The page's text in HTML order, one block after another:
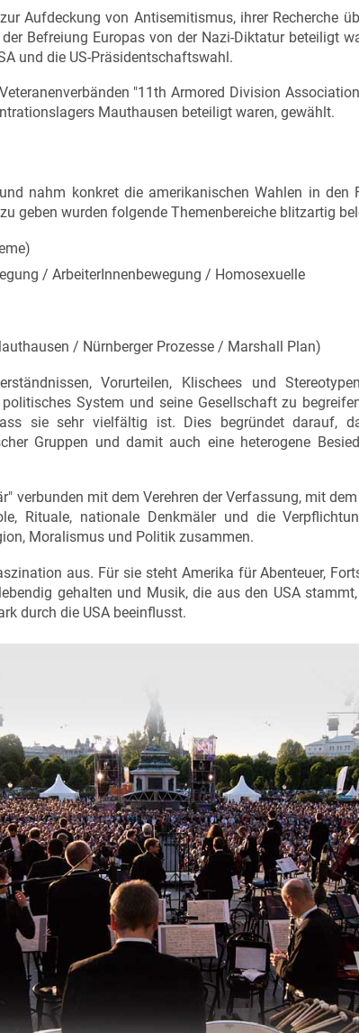
Aufdeckung von Antisemitismus, ihrer Recherche
Befreiung Europas von der Nazi-Diktatur beteiligt
und die US-Präsidentschaftswahl.
"11th Armored Division
Mauthausen beteiligt waren, gewählt.
nahm konkret die amerikanischen Wahlen in den
geben wurden folgende Themenbereiche blitzartig
/ ArbeiterInnenbewegung / Homosexuelle
/ Nürnberger Prozesse / Marshall Plan)
Vorurteilen, Klischees und
System und seine Gesellschaft zu
sie sehr vielfältig ist. Dies begründet darauf,
Gruppen und damit auch eine heterogene
verbunden mit dem Verehren der Verfassung, mit dem
Rituale, nationale Denkmäler und die
Moralismus und Politik zusammen.
aus. Für sie steht Amerika für Abenteuer,
gehalten und Musik, die aus den USA
durch die USA beeinflusst.